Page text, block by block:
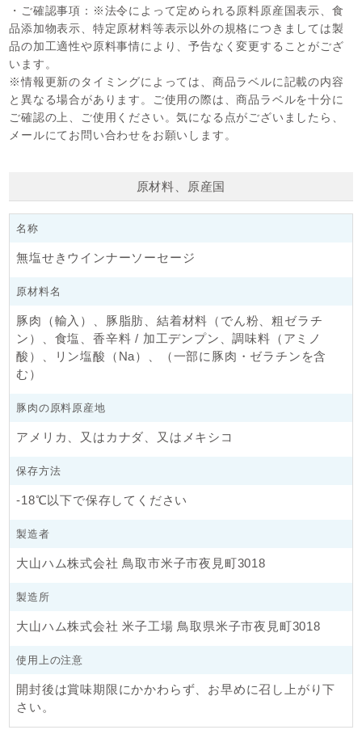
※記載は目安です。前後する場合があります。
▼パンやお料理に♪肉加工品カタログ
・ご確認事項： ※法令によって定められる原料原産国表示、食
品添加物表示、特定原材料等表示以外の規格につきましては製
品の加工適性や原料事情により、予告なく変更することがござ
います。
※情報更新のタイミングによっては、商品ラベルに記載の内容
と異なる場合があります。ご使用の際は、商品ラベルを十分に
ご確認の上、ご使用ください。気になる点がございましたら、
メールにてお問い合わせをお願いします。
原材料、原産国
名称
無塩せきウインナーソーセージ
原材料名
豚肉（輸入）、豚脂肪、結着材料（でん粉、粗ゼラチ
ン）、食塩、香辛料 / 加工デンプン、調味料（アミノ
酸）、リン塩酸（Na）、（一部に豚肉・ゼラチンを含
む）
豚肉の原料原産地
アメリカ、又はカナダ、又はメキシコ
保存方法
-18℃以下で保存してください
製造者
大山ハム株式会社 鳥取市米子市夜見町3018
製造所
大山ハム株式会社 米子工場 鳥取県米子市夜見町3018
使用上の注意
開封後は賞味期限にかかわらず、お早めに召し上がり下
さい。